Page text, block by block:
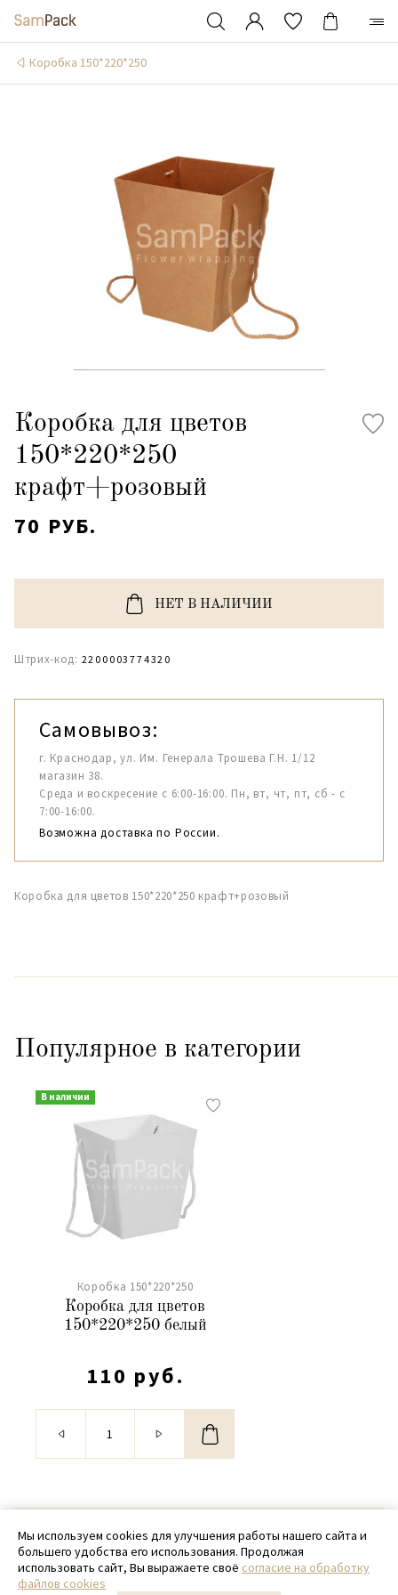
Коробка 150*220*250
Коробка для цветов
150*220*250
крафт+розовый
70 РУБ.
НЕТ В НАЛИЧИИ
Штрих-код: 2200003774320
Самовывоз:
г. Краснодар, ул. Им. Генерала Трошева Г.Н. 1/12
магазин 38.
Среда и воскресение с 6:00-16:00. Пн, вт, чт, пт, сб - с
7:00-16:00.
Возможна доставка по России.
Коробка для цветов 150*220*250 крафт+розовый
Популярное в категории
В наличии
Коробка 150*220*250
Коробка для цветов
150*220*250 белый
110 руб.
© 2020 - 2026 SamPack
+ 7 (918) 699-97-87
zakaz@sampack.store
Мы используем cookies для улучшения работы нашего сайта и
большего удобства его использования. Продолжая
использовать сайт, Вы выражаете своё согласие на обработку
файлов cookies